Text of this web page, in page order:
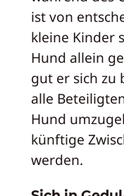
ist von
kleine Kinder
Hund allein
gut er sich zu
alle
Hund
künftige
werden.